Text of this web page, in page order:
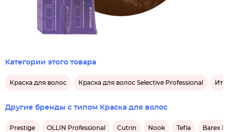
Категории этого товара
Краска для волос Краска для волос Selective Professional
Другие бренды с типом Краска для волос
Prestige OLLIN Professional Cutrin Nook Tefia Barex